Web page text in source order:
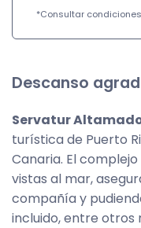
Descanso
Servatur
turística de Puerto
Canaria. El
vistas al mar,
compañía y
incluido, entre otros
*Consultar condiciones